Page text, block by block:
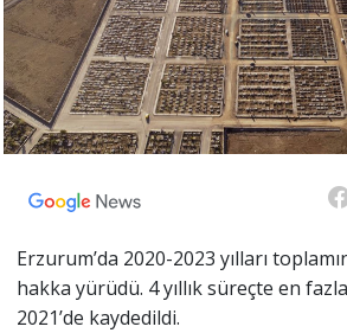
Erzurum’da 2020-2023 yılları
hakka yürüdü. 4 yıllık süreçte en fazla
2021’de kaydedildi.